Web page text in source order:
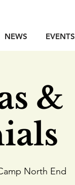
NEWS EVENTS
&
North End